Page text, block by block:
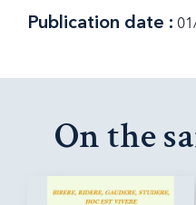
Publication date :
On the